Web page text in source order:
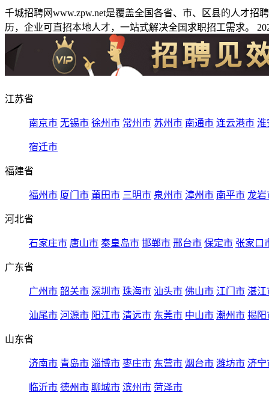
千城招聘网www.zpw.net是覆盖全国各省、市、区县的人才
历，企业可直招本地人才，一站式解决全国求职招工需求。
江苏省
南京市 无锡市 徐州市 常州市 苏州市 南通市 连云港市 淮
宿迁市
福建省
福州市 厦门市 莆田市 三明市 泉州市 漳州市 南平市 龙岩
河北省
石家庄市 唐山市 秦皇岛市 邯郸市 邢台市 保定市 张家口
广东省
广州市 韶关市 深圳市 珠海市 汕头市 佛山市 江门市 湛江
汕尾市 河源市 阳江市 清远市 东莞市 中山市 潮州市 揭阳
山东省
济南市 青岛市 淄博市 枣庄市 东营市 烟台市 潍坊市 济宁
临沂市 德州市 聊城市 滨州市 菏泽市